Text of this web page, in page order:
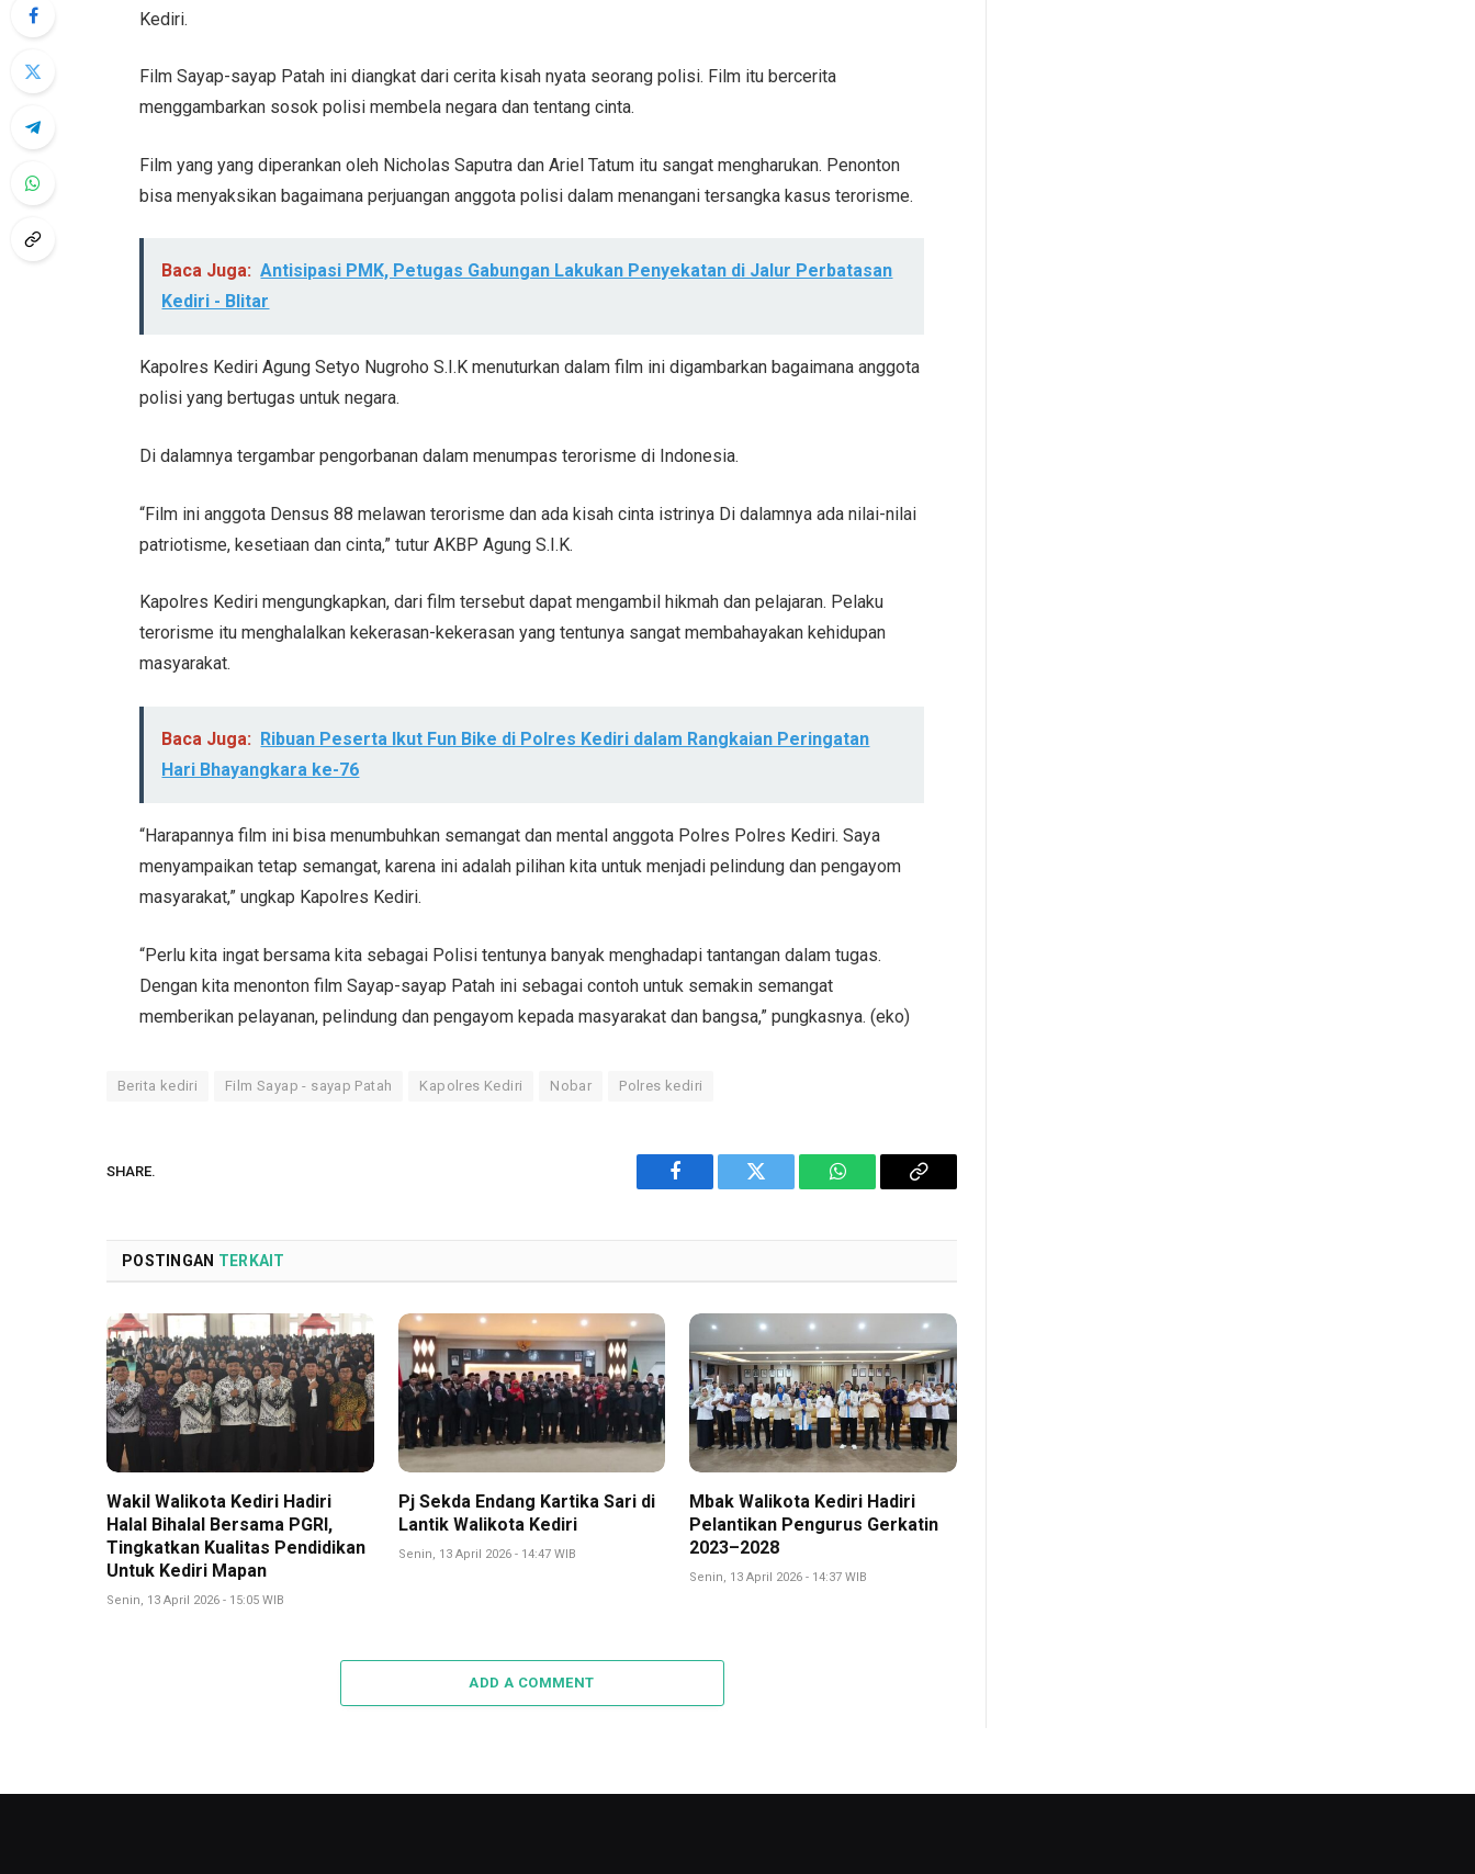
Kediri.
Film Sayap-sayap Patah ini diangkat dari cerita kisah nyata seorang polisi. Film itu bercerita
menggambarkan sosok polisi membela negara dan tentang cinta.
Film yang yang diperankan oleh Nicholas Saputra dan Ariel Tatum itu sangat mengharukan. Penonton
bisa menyaksikan bagaimana perjuangan anggota polisi dalam menangani tersangka kasus terorisme.
Baca Juga: Antisipasi PMK, Petugas Gabungan Lakukan Penyekatan di Jalur Perbatasan
Kediri - Blitar
Kapolres Kediri Agung Setyo Nugroho S.I.K menuturkan dalam film ini digambarkan bagaimana anggota
polisi yang bertugas untuk negara.
Di dalamnya tergambar pengorbanan dalam menumpas terorisme di Indonesia.
“Film ini anggota Densus 88 melawan terorisme dan ada kisah cinta istrinya Di dalamnya ada nilai-nilai
patriotisme, kesetiaan dan cinta,” tutur AKBP Agung S.I.K.
Kapolres Kediri mengungkapkan, dari film tersebut dapat mengambil hikmah dan pelajaran. Pelaku
terorisme itu menghalalkan kekerasan-kekerasan yang tentunya sangat membahayakan kehidupan
masyarakat.
Baca Juga: Ribuan Peserta Ikut Fun Bike di Polres Kediri dalam Rangkaian Peringatan
Hari Bhayangkara ke-76
“Harapannya film ini bisa menumbuhkan semangat dan mental anggota Polres Polres Kediri. Saya
menyampaikan tetap semangat, karena ini adalah pilihan kita untuk menjadi pelindung dan pengayom
masyarakat,” ungkap Kapolres Kediri.
“Perlu kita ingat bersama kita sebagai Polisi tentunya banyak menghadapi tantangan dalam tugas.
Dengan kita menonton film Sayap-sayap Patah ini sebagai contoh untuk semakin semangat
memberikan pelayanan, pelindung dan pengayom kepada masyarakat dan bangsa,” pungkasnya. (eko)
Berita kediri Film Sayap - sayap Patah Kapolres Kediri Nobar Polres kediri
SHARE.
Facebook Twitter WhatsAppCopy
POSTINGAN TERKAIT
Wakil Walikota Kediri Hadiri
Halal Bihalal Bersama PGRI,
Tingkatkan Kualitas Pendidikan
Untuk Kediri Mapan
Senin, 13 April 2026 - 15:05 WIB
Pj Sekda Endang Kartika Sari di
Lantik Walikota Kediri
Senin, 13 April 2026 - 14:47 WIB
Mbak Walikota Kediri Hadiri
Pelantikan Pengurus Gerkatin
2023–2028
Senin, 13 April 2026 - 14:37 WIB
ADD A COMMENT